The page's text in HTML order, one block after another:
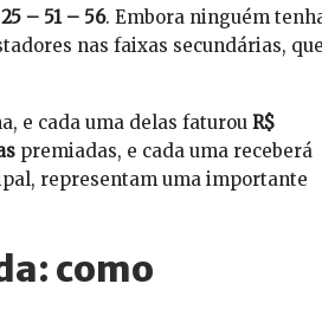
– 51 – 56. Embora ninguém
nas faixas secundárias,
e cada uma delas faturou R$
premiadas, e cada uma receberá
representam uma importante
como